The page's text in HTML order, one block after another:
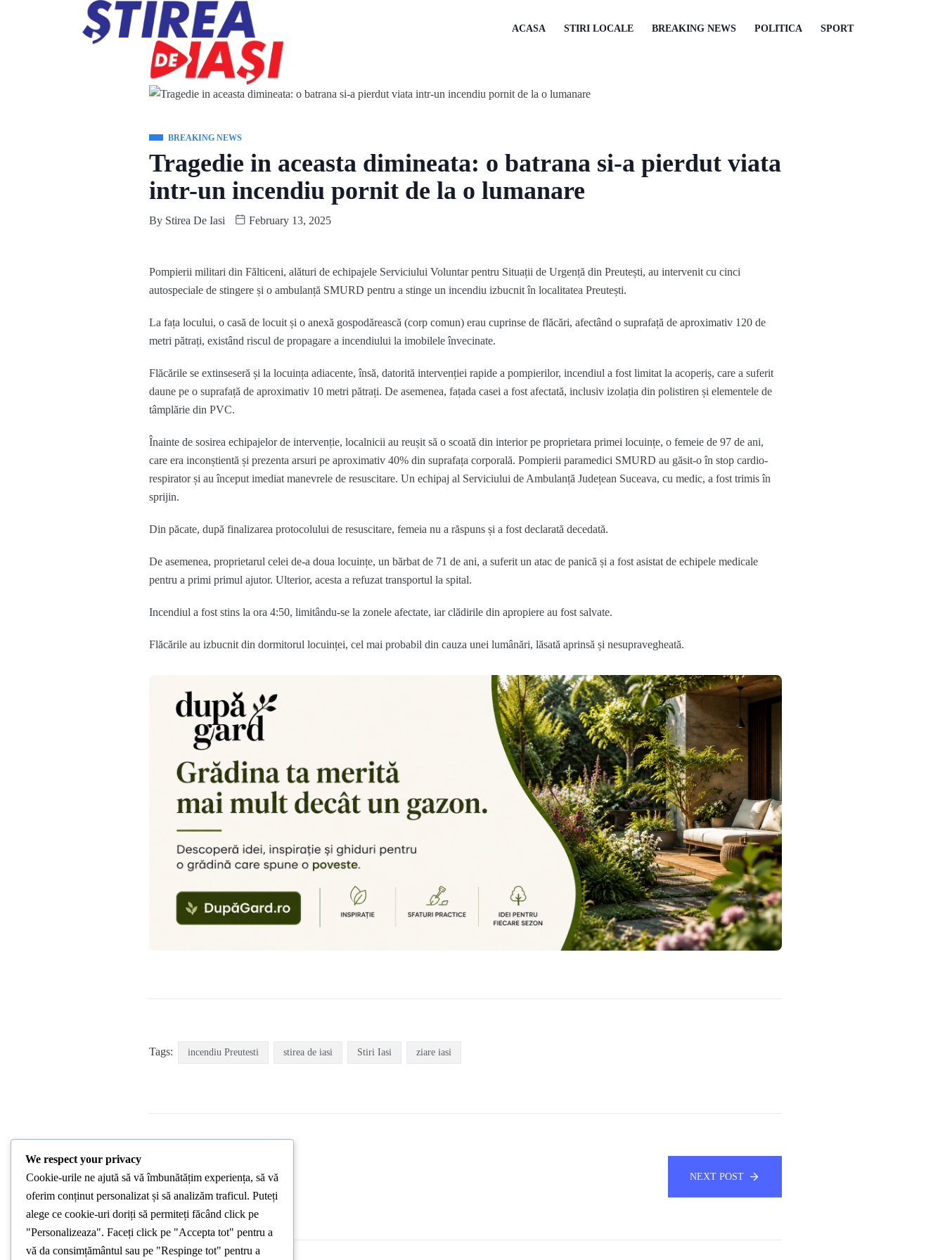
ACASA STIRI LOCALE BREAKING NEWS POLITICA SPORT
BREAKING NEWS
Tragedie in aceasta dimineata: o batrana si-a pierdut viata
intr-un incendiu pornit de la o lumanare
By Stirea De Iasi February 13, 2025
Pompierii militari din Fălticeni, alături de echipajele Serviciului Voluntar pentru Situații de Urgență din Preutești, au intervenit cu cinci
autospeciale de stingere și o ambulanță SMURD pentru a stinge un incendiu izbucnit în localitatea Preutești.
La fața locului, o casă de locuit și o anexă gospodărească (corp comun) erau cuprinse de flăcări, afectând o suprafață de aproximativ 120 de
metri pătrați, existând riscul de propagare a incendiului la imobilele învecinate.
Flăcările se extinseseră și la locuința adiacente, însă, datorită intervenției rapide a pompierilor, incendiul a fost limitat la acoperiș, care a suferit
daune pe o suprafață de aproximativ 10 metri pătrați. De asemenea, fațada casei a fost afectată, inclusiv izolația din polistiren și elementele de
tâmplărie din PVC.
Înainte de sosirea echipajelor de intervenție, localnicii au reușit să o scoată din interior pe proprietara primei locuințe, o femeie de 97 de ani,
care era inconștientă și prezenta arsuri pe aproximativ 40% din suprafața corporală. Pompierii paramedici SMURD au găsit-o în stop cardio-
respirator și au început imediat manevrele de resuscitare. Un echipaj al Serviciului de Ambulanță Județean Suceava, cu medic, a fost trimis în
sprijin.
Din păcate, după finalizarea protocolului de resuscitare, femeia nu a răspuns și a fost declarată decedată.
De asemenea, proprietarul celei de-a doua locuințe, un bărbat de 71 de ani, a suferit un atac de panică și a fost asistat de echipele medicale
pentru a primi primul ajutor. Ulterior, acesta a refuzat transportul la spital.
Incendiul a fost stins la ora 4:50, limitându-se la zonele afectate, iar clădirile din apropiere au fost salvate.
Flăcările au izbucnit din dormitorul locuinței, cel mai probabil din cauza unei lumânări, lăsată aprinsă și nesupravegheată.
Tags: incendiu Preutesti stirea de iasi Stiri Iasi ziare iasi
PREVIOUS POST NEXT POST
We respect your privacy
Cookie-urile ne ajută să vă îmbunătățim experiența, să vă
oferim conținut personalizat și să analizăm traficul. Puteți
alege ce cookie-uri doriți să permiteți făcând click pe
"Personalizeaza". Faceți click pe "Accepta tot" pentru a
vă da consimțământul sau pe "Respinge tot" pentru a